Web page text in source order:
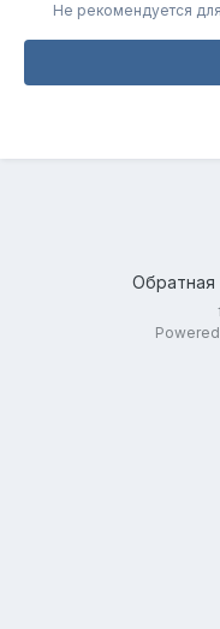
Не рекомендуется
Обратная